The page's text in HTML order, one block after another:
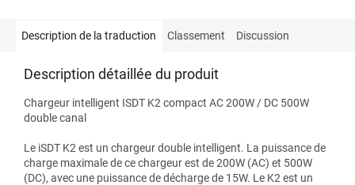
Description de la traduction Classement Discussion
Description détaillée du produit
Chargeur intelligent ISDT K2 compact AC 200W / DC 500W
double canal
Le iSDT K2 est un chargeur double intelligent. La puissance de
charge maximale de ce chargeur est de 200W (AC) et 500W
(DC), avec une puissance de décharge de 15W. Le K2 est un